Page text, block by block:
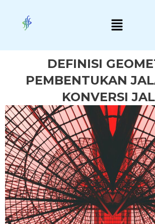
content
Menu
DEFINISI
PEMBENTUKAN
KONVERSI